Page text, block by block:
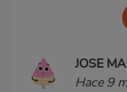
JOSE
Hace 9